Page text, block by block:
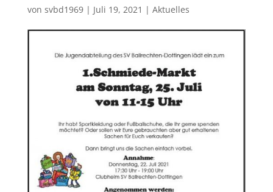
von svbd1969| Juli 19, 2021 | Aktuelles